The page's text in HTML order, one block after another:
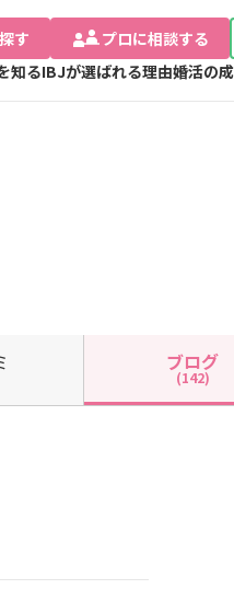
す プロに相談する
知るIBJが選ばれる理由婚活の
ブログ
(142)